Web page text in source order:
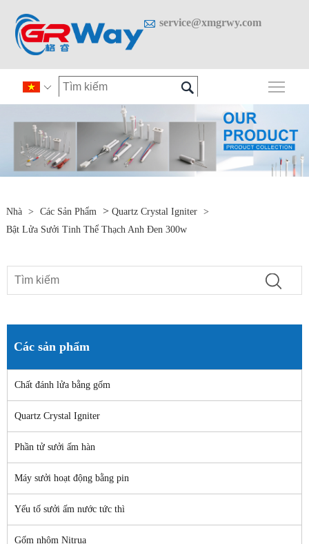
 service@xmgrwy.com
 
Nhà > Các Sản Phẩm > Quartz Crystal Igniter
>
Bật Lửa Sưởi Tinh Thể Thạch Anh Đen 300w
Các sản phẩm
Chất đánh lửa bằng gốm
Quartz Crystal Igniter
Phần tử sưởi ấm hàn
Máy sưởi hoạt động bằng pin
Yếu tố sưởi ấm nước tức thì
Gốm nhôm Nitrua